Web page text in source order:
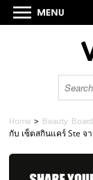
Home > Beauty Board
กับ เซ็ตสกินแคร์ Ste จ